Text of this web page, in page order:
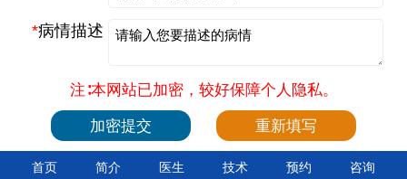
*病情描述
注∶本网站已加密，较好保障个人隐私。
首页 简介 医生 技术 预约 咨询